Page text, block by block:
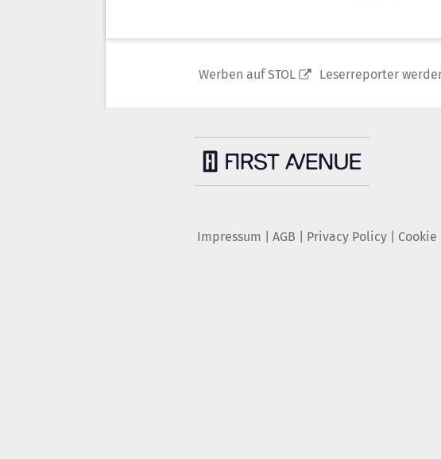
Werben auf STOL Leserreporter
Impressum AGB Privacy Policy|